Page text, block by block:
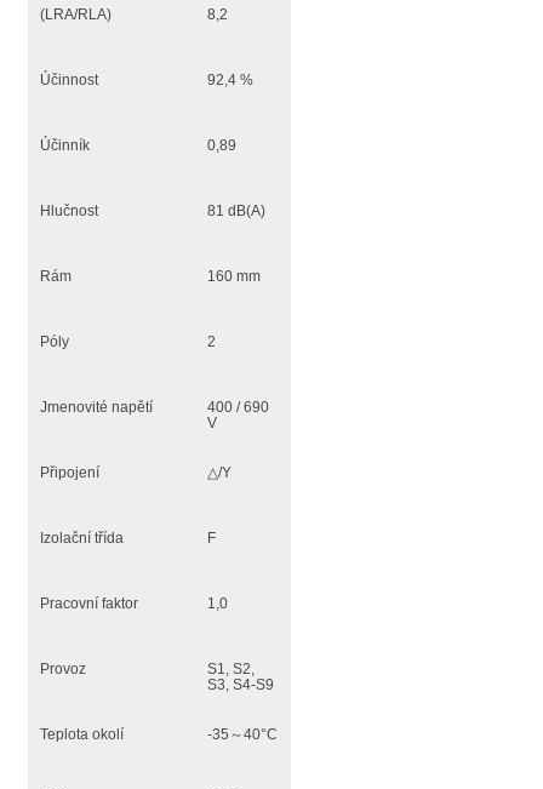
(LRA/RLA) 8,2
Účinnost 92,4 %
Účinník 0,89
Hlučnost 81 dB(A)
Rám 160 mm
Póly 2
Jmenovité napětí
400 / 690
V
Připojení △/Y
Izolační třída F
Pracovní faktor 1,0
Provoz
S1, S2,
S3, S4-S9
Teplota okolí -35～40°C